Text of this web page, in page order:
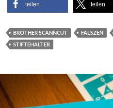
teilen teilen
BROTHER SCANNCUT FALSZEN
STIFTEHALTER